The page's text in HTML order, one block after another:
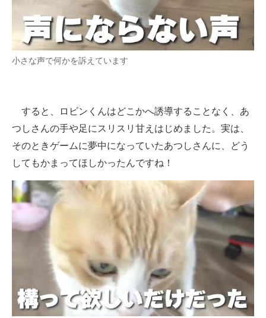
小さな声で何かを訴えています
すると、ロビンくんはどこかへ誘導することなく、あ
つしさんの手や足にスリスリ甘えはじめました。実は、
そのときゲームに夢中になっていたあつしさんに、どう
してもかまってほしかったんですね！